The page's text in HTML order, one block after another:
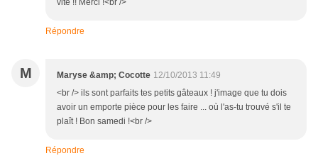
vite !! Merci !<br />
Répondre
M Maryse &amp; Cocotte 12/10/2013 11:49
<br /> ils sont parfaits tes petits gâteaux ! j'image que tu dois
avoir un emporte pièce pour les faire ... où l'as-tu trouvé s'il te
plaît ! Bon samedi !<br />
Répondre